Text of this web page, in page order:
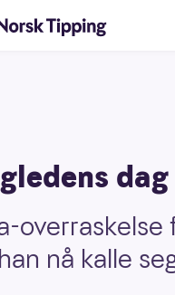
dag
nå kalle